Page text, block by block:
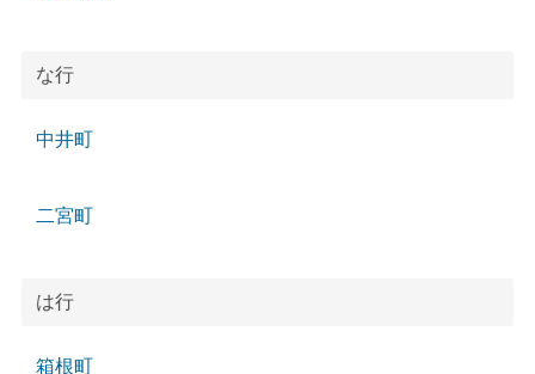
な行
中井町
二宮町
は行
箱根町